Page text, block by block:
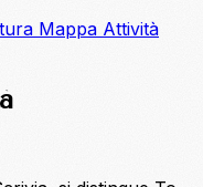
Mappa Attività